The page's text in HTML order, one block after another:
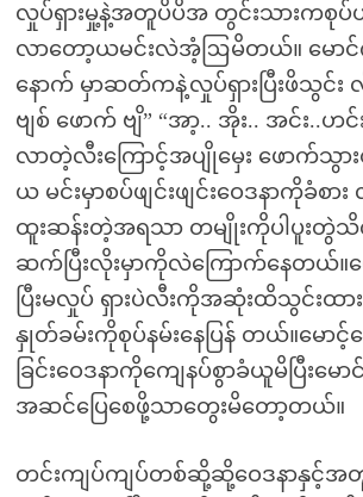
လှုပ်ရှားမှု့နဲ့အတူပိပိအ တွင်းသားကစု
လာတော့ယမင်းလဲအံ့ဩမိတယ်။ မောင်က
နောက် မှာဆတ်ကနဲ့လှုပ်ရှားပြီးဖိသွင်
ဗျစ် ဖောက် ဗျိ” “အာ့.. အိုး.. အင်း..ဟ
လာတဲ့လီးကြောင့်အပျိုမှေး ဖောက်သွ
ယ မင်းမှာစပ်ဖျင်းဖျင်းဝေဒနာကိုခံ
ထူးဆန်းတဲ့အရသာ တမျိုးကိုပါပူး
ဆက်ပြီးလိုးမှာကိုလဲကြောက်နေတယ်
ပြီးမလှုပ် ရှားပဲလီးကိုအဆုံးထိသွင်းထား
နှုတ်ခမ်းကိုစုပ်နမ်းနေပြန် တယ်။မောင့်က
ခြင်းဝေဒနာကိုကျေနပ်စွာခံယူမိပြီးမ
အဆင်ပြေစေဖို့သာတွေးမိတော့တယ်။
တင်းကျပ်ကျပ်တစ်ဆို့ဆို့ဝေဒနာနှင့်အ